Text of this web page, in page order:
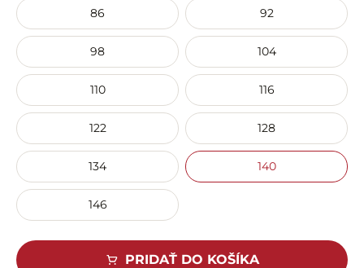
86 92
98 104
110 116
122 128
134 140
146
PRIDAŤ DO KOŠÍKA